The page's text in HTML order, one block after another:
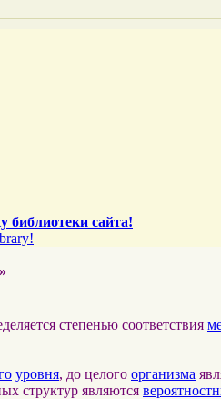
библиотеки сайта!
степенью соответствия
уровня, до целого организма
структур являются